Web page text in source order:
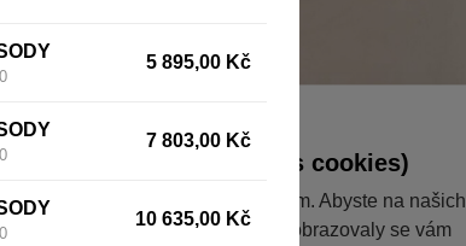
5 895,00 Kč
7 803,00 Kč
10 635,00 Kč
jak ho znáte (souhlas s cookies)
bylo co nejlepší zážitkem. Abyste na našich
ušetřili spoustu klikání a nezobrazovaly se vám